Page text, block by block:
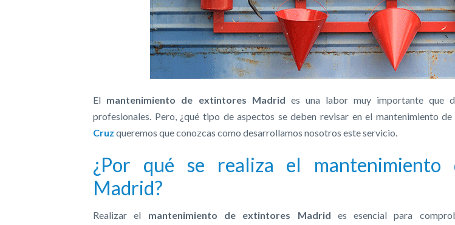
El mantenimiento de extintores Madrid es una labor muy importante que
profesionales. Pero, ¿qué tipo de aspectos se deben revisar en el mantenimiento
Cruz queremos que conozcas como desarrollamos nosotros este servicio.
¿Por qué se realiza el mantenimiento
Madrid?
Realizar el mantenimiento de extintores Madrid es esencial para